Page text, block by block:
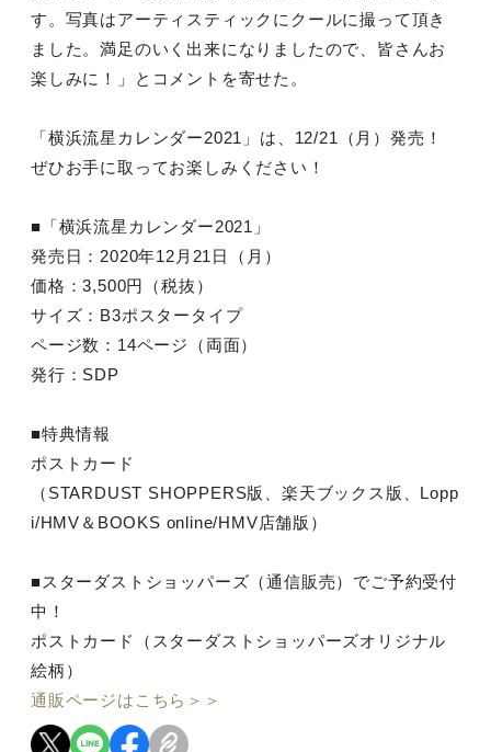
す。写真はアーティスティックにクールに撮って頂き
ました。満足のいく出来になりましたので、皆さんお
楽しみに！」とコメントを寄せた。
「横浜流星カレンダー2021」は、12/21（月）発売！
ぜひお手に取ってお楽しみください！
■「横浜流星カレンダー2021」
発売日：2020年12月21日（月）
価格：3,500円（税抜）
サイズ：B3ポスタータイプ
ページ数：14ページ（両面）
発行：SDP
■特典情報
ポストカード
（STARDUST SHOPPERS版、楽天ブックス版、Lopp
i/HMV＆BOOKS online/HMV店舗版）
■スターダストショッパーズ（通信販売）でご予約受付
中！
ポストカード（スターダストショッパーズオリジナル
絵柄）
通販ページはこちら＞＞